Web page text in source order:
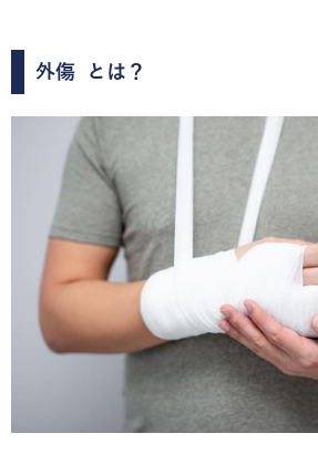
外傷 とは？